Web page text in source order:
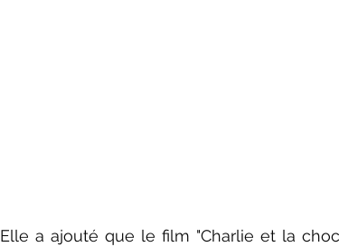
Elle a ajouté que le film "Charlie et la